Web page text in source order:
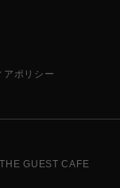
アポリシー
THE GUEST CAFE